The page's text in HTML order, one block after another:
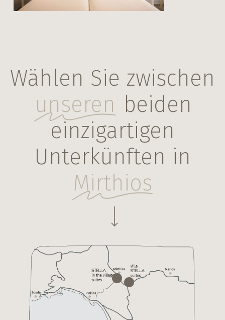
Wählen Sie zwischen
unseren beiden
einzigartigen
Unterkünften in
Mirthios